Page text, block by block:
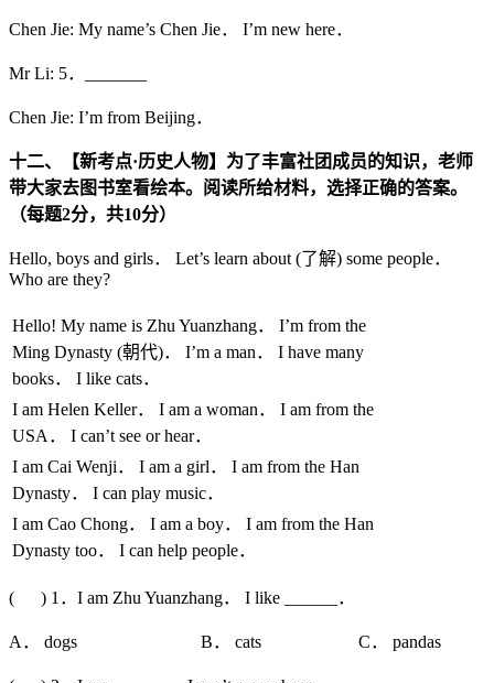
Chen Jie: My name’s Chen Jie． I’m new here．
Mr Li: 5．_______
Chen Jie: I’m from Beijing．
十二、【新考点·历史人物】为了丰富社团成员的知识，老师
带大家去图书室看绘本。阅读所给材料，选择正确的答案。
（每题2分，共10分）
Hello, boys and girls． Let’s learn about (了解) some people．
Who are they?
Hello! My name is Zhu Yuanzhang． I’m from the
Ming Dynasty (朝代)． I’m a man． I have many
books． I like cats．
I am Helen Keller． I am a woman． I am from the
USA． I can’t see or hear．
I am Cai Wenji． I am a girl． I am from the Han
Dynasty． I can play music．
I am Cao Chong． I am a boy． I am from the Han
Dynasty too． I can help people．
( ) 1．I am Zhu Yuanzhang． I like ______．
A． dogs B． cats C． pandas